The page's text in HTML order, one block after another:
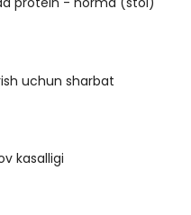
uchun sharbat
kasalligi